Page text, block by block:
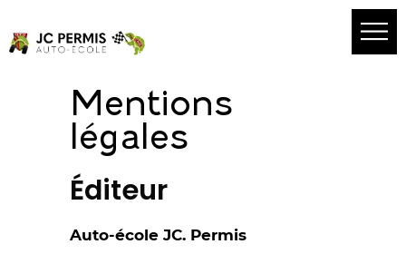
Mentions
légales
Éditeur
Auto-école JC. Permis